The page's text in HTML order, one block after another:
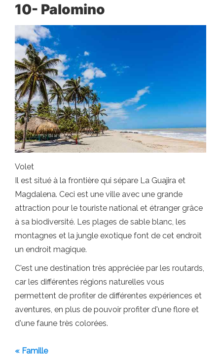
10- Palomino
Volet
Il est situé à la frontière qui sépare La Guajira et
Magdalena. Ceci est une ville avec une grande
attraction pour le touriste national et étranger grâce
à sa biodiversité. Les plages de sable blanc, les
montagnes et la jungle exotique font de cet endroit
un endroit magique.
C'est une destination très appréciée par les routards,
car les différentes régions naturelles vous
permettent de profiter de différentes expériences et
aventures, en plus de pouvoir profiter d'une flore et
d'une faune très colorées.
« Famille